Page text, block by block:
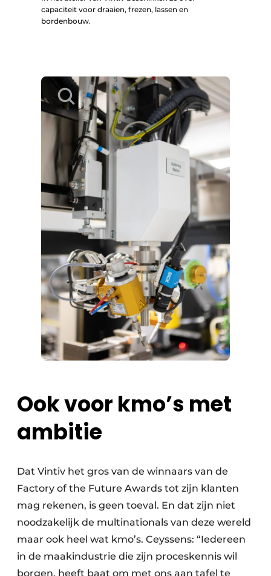
capaciteit voor draaien, frezen, lassen en
bordenbouw.
Ook voor kmo’s met
ambitie
Dat Vintiv het gros van de winnaars van de
Factory of the Future Awards tot zijn klanten
mag rekenen, is geen toeval. En dat zijn niet
noodzakelijk de multinationals van deze wereld
maar ook heel wat kmo’s. Ceyssens: “Iedereen
in de maakindustrie die zijn proceskennis wil
borgen, heeft baat om met ons aan tafel te